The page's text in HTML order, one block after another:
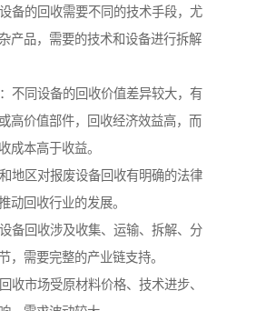
备的回收需要不同的技术手段，尤
产品，需要的技术和设备进行拆解
不同设备的回收价值差异较大，有
高价值部件，回收经济效益高，而
成本高于收益。
地区对报废设备回收有明确的法律
动回收行业的发展。
备回收涉及收集、运输、拆解、分
，需要完整的产业链支持。
收市场受原材料价格、技术进步、